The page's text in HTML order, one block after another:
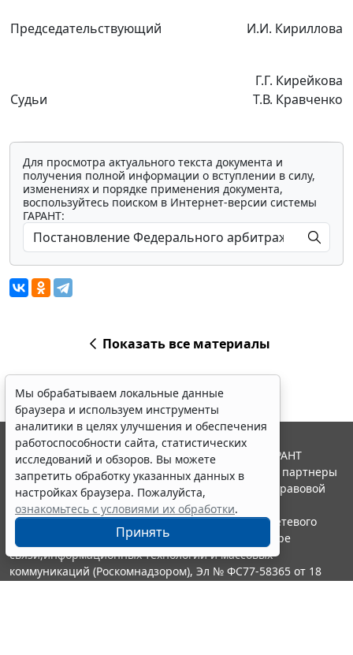
Председательствующий И.И. Кириллова
Судьи
Г.Г. Кирейкова
Т.В. Кравченко
Для просмотра актуального текста документа и
получения полной информации о вступлении в силу,
изменениях и порядке применения документа,
воспользуйтесь поиском в Интернет-версии системы
ГАРАНТ:
Показать все материалы
Мы обрабатываем локальные данные
браузера и используем инструменты
аналитики в целях улучшения и обеспечения
работоспособности сайта, статистических
исследований и обзоров. Вы можете
запретить обработку указанных данных в
настройках браузера. Пожалуйста,
ознакомьтесь с условиями их обработки.
Принять
© ООО "НПП "ГАРАНТ-СЕРВИС", 2026. Система ГАРАНТ
выпускается с 1990 года. Компания "Гарант" и ее партнеры
являются участниками Российской ассоциации правовой
информации ГАРАНТ.
Портал ГАРАНТ.РУ зарегистрирован в качестве сетевого
издания Федеральной службой по надзору в сфере
связи,информационных технологий и массовых
коммуникаций (Роскомнадзором), Эл № ФС77-58365 от 18